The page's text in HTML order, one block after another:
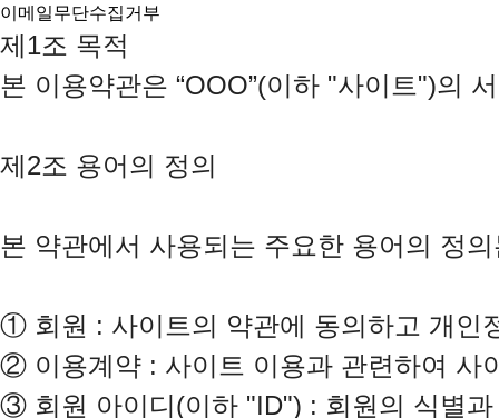
이메일무단수집거부
제1조 목적
본 이용약관은 “OOO”(이하 "사이트")의
제2조 용어의 정의
본 약관에서 사용되는 주요한 용어의 정
①
②
③